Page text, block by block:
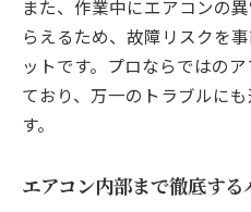
また、作業中にエアコンの
らえるため、故障リスクを
ットです。プロならではの
ており、万一のトラブルに
す。
エアコン内部まで徹底す